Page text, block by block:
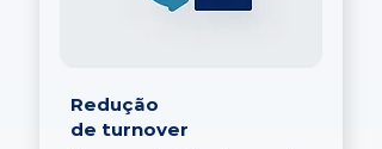
Redução
de turnover